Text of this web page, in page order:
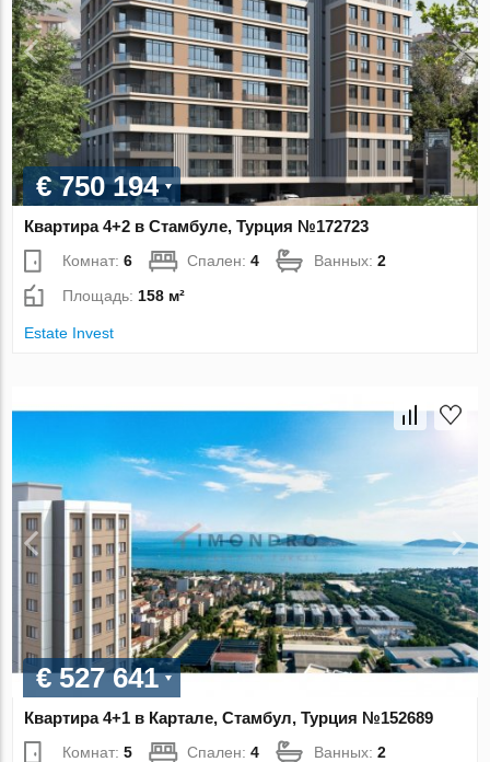
€ 750 194
Квартира 4+2 в Стамбуле, Турция №172723
Комнат:6 Спален:4 Ванных:2
Площадь: 158 м²
Estate Invest
€ 527 641
Квартира 4+1 в Картале, Стамбул, Турция №152689
Комнат:5 Спален:4 Ванных:2